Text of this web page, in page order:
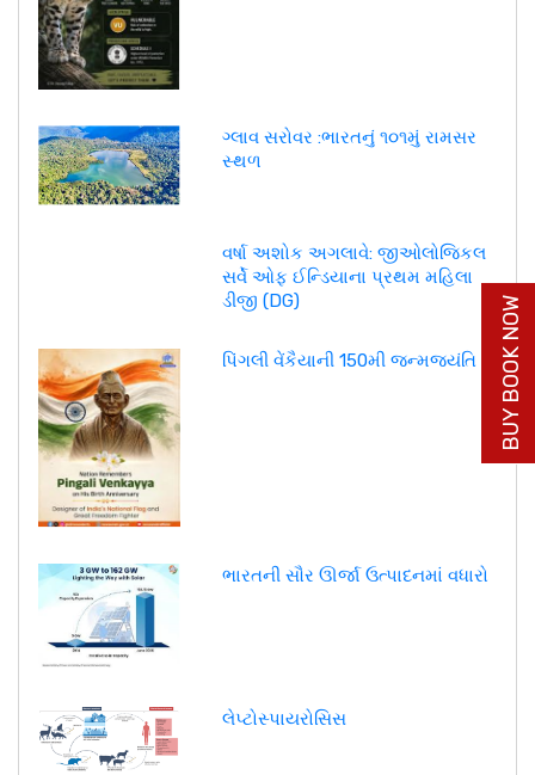
ગ્લાવ સરોવર :ભારતનું ૧૦૧મું રામસર
સ્થળ
વર્ષા અશોક અગલાવે: જીઓલોજિકલ
સર્વે ઓફ ઈન્ડિયાના પ્રથમ મહિલા
ડીજી (DG)
પિંગલી વેંકૈયાની 150મી જન્મજયંતિ
ભારતની સૌર ઊર્જા ઉત્પાદનમાં વધારો
લેપ્ટોસ્પાયરોસિસ
BUY BOOK NOW